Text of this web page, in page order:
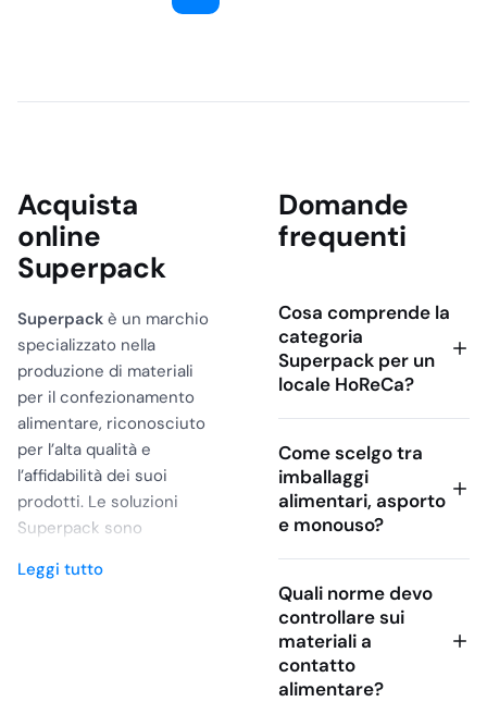
Acquista
online
Superpack
Superpack è un marchio
specializzato nella
produzione di materiali
per il confezionamento
alimentare, riconosciuto
per l’alta qualità e
l’affidabilità dei suoi
prodotti. Le soluzioni
Superpack sono
igiene, praticità e
Leggi tutto
Domande
frequenti
Cosa comprende la
categoria
Superpack per un
locale HoReCa?
Come scelgo tra
imballaggi
alimentari, asporto
e monouso?
Quali norme devo
controllare sui
materiali a
contatto
alimentare?